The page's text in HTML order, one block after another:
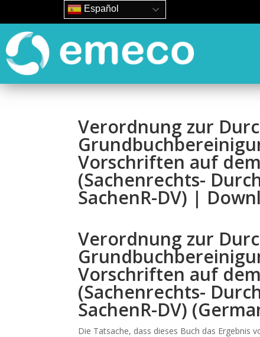
Verordnung zur
Vorschriften auf
(Sachenrechts-
SachenR-DV) |
Verordnung zur
Vorschriften auf
(Sachenrechts-
SachenR-DV)
Die Tatsache, dass dieses Buch das Ergebnis
Español